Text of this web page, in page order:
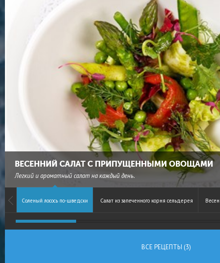
ВЕСЕННИЙ САЛАТ С ПРИПУЩЕННЫМИ ОВОЩАМИ
Легкий и ароматный салат на каждый день.
Соленый лосось по-шведски Салат из запеченного корня сельдерея
ВСЕ РЕЦЕПТЫ (3)